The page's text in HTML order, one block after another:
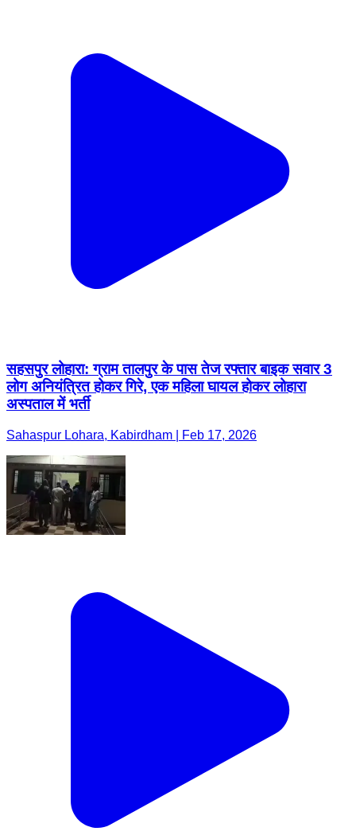
सहसपुर लोहारा: ग्राम तालपुर के पास तेज रफ्तार बाइक सवार 3
लोग अनियंत्रित होकर गिरे, एक महिला घायल होकर लोहारा
अस्पताल में भर्ती
Sahaspur Lohara, Kabirdham | Feb 17, 2026